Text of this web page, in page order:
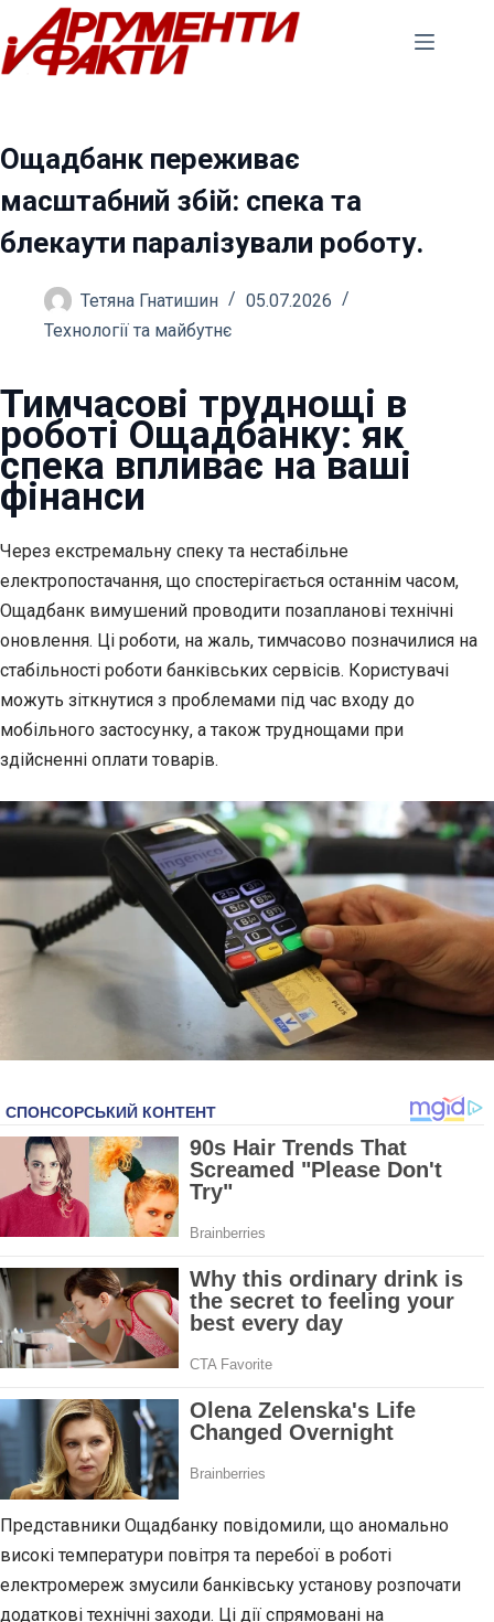
Перейти
до
вмісту
Ощадбанк переживає
масштабний збій: спека та
блекаути паралізували роботу.
Тетяна Гнатишин
05.07.2026
Технології та майбутнє
Тимчасові труднощі в
роботі Ощадбанку: як
спека впливає на ваші
фінанси
Через екстремальну спеку та нестабільне
електропостачання, що спостерігається останнім часом,
Ощадбанк вимушений проводити позапланові технічні
оновлення. Ці роботи, на жаль, тимчасово позначилися на
стабільності роботи банківських сервісів. Користувачі
можуть зіткнутися з проблемами під час входу до
мобільного застосунку, а також труднощами при
здійсненні оплати товарів.
Представники Ощадбанку повідомили, що аномально
високі температури повітря та перебої в роботі
електромереж змусили банківську установу розпочати
додаткові технічні заходи. Ці дії спрямовані на